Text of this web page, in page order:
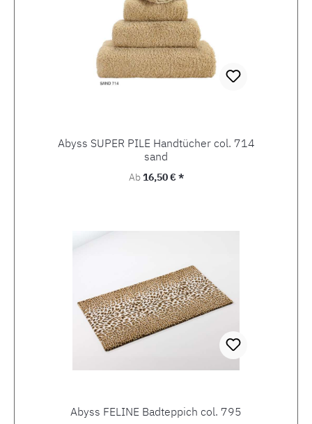
Abyss SUPER PILE Handtücher col. 714
sand
Regulärer Preis:
Ab16,50 € *
Abyss FELINE Badteppich col. 795